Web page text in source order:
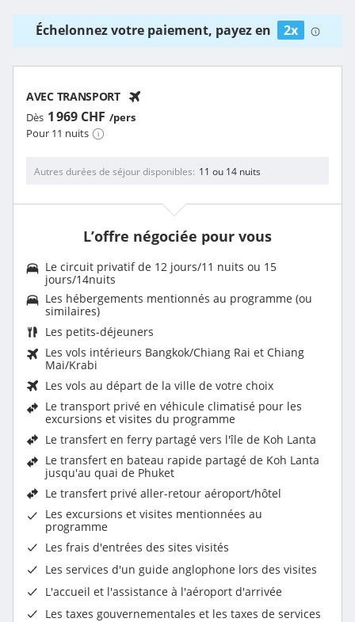
Échelonnez votre paiement, payez en 2x
AVEC TRANSPORT
Dès 1 969 CHF /pers
Pour 11 nuits
Autres durées de séjour disponibles 11 ou 14 nuits
L’offre négociée pour vous
Le circuit privatif de 12 jours/11 nuits ou 15
jours/14nuits
Les hébergements mentionnés au programme (ou
similaires)
Les petits-déjeuners
Les vols intérieurs Bangkok/Chiang Rai et Chiang
Mai/Krabi
Les vols au départ de la ville de votre choix
Le transport privé en véhicule climatisé pour les
excursions et visites du programme
Le transfert en ferry partagé vers l'île de Koh Lanta
Le transfert en bateau rapide partagé de Koh Lanta
jusqu'au quai de Phuket
Le transfert privé aller-retour aéroport/hôtel
Les excursions et visites mentionnées au
programme
Les frais d'entrées des sites visités
Les services d'un guide anglophone lors des visites
L'accueil et l'assistance à l'aéroport d'arrivée
Les taxes gouvernementales et les taxes de services